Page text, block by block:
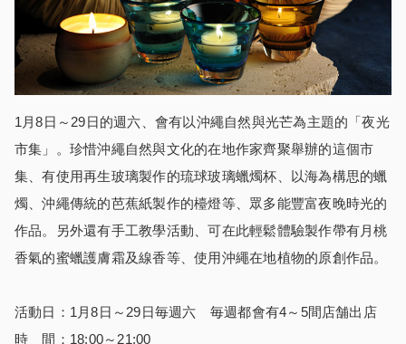
1月8日～29日的週六、會有以沖繩自然與光芒為主題的「夜光
市集」。珍惜沖繩自然與文化的在地作家齊聚舉辦的這個市
集、有使用再生玻璃製作的琉球玻璃蠟燭杯、以海為構思的蠟
燭、沖繩傳統的芭蕉紙製作的檯燈等、眾多能豐富夜晚時光的
作品。另外還有手工教學活動、可在此輕鬆體驗製作帶有月桃
香氣的蜜蠟護膚霜及線香等、使用沖繩在地植物的原創作品。
活動日：1月8日～29日毎週六 毎週都會有4～5間店舗出店
時 間：18:00～21:00